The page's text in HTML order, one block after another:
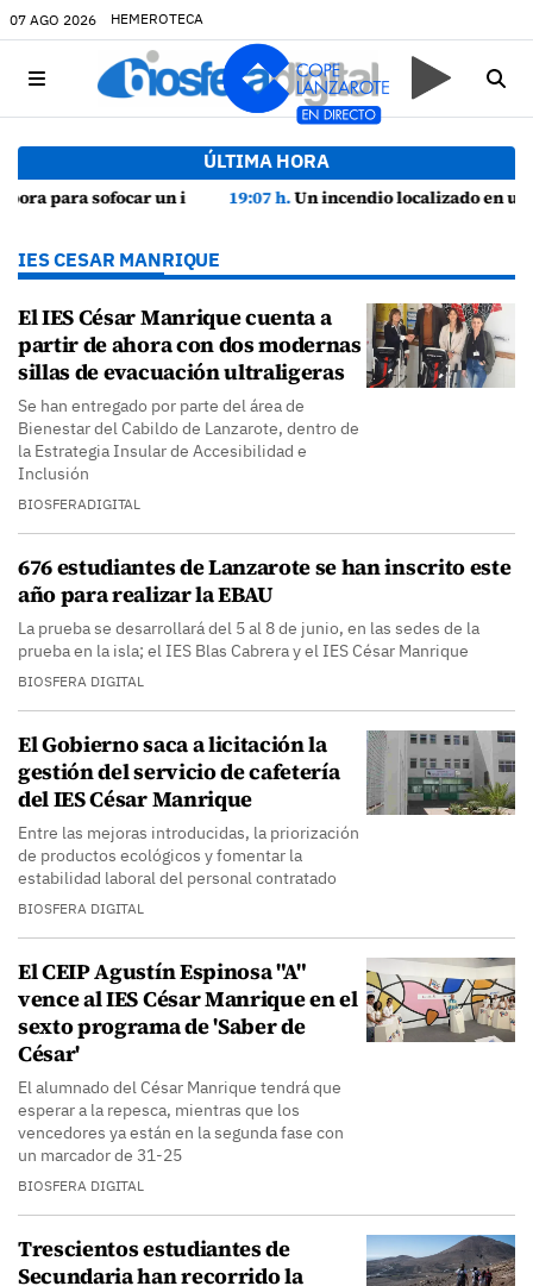
07 AGO 2026 HEMEROTECA
ÚLTIMA HORA
19:07 h.Un incendio localizado en un sofá obliga a intervenir en una vivienda de Playa Honda
IES CESAR MANRIQUE
El IES César Manrique cuenta a
partir de ahora con dos modernas
sillas de evacuación ultraligeras
Se han entregado por parte del área de
Bienestar del Cabildo de Lanzarote, dentro de
la Estrategia Insular de Accesibilidad e
Inclusión
BIOSFERADIGITAL
676 estudiantes de Lanzarote se han inscrito este
año para realizar la EBAU
La prueba se desarrollará del 5 al 8 de junio, en las sedes de la
prueba en la isla; el IES Blas Cabrera y el IES César Manrique
BIOSFERA DIGITAL
El Gobierno saca a licitación la
gestión del servicio de cafetería
del IES César Manrique
Entre las mejoras introducidas, la priorización
de productos ecológicos y fomentar la
estabilidad laboral del personal contratado
BIOSFERA DIGITAL
El CEIP Agustín Espinosa "A"
vence al IES César Manrique en el
sexto programa de 'Saber de
César'
El alumnado del César Manrique tendrá que
esperar a la repesca, mientras que los
vencedores ya están en la segunda fase con
un marcador de 31-25
BIOSFERA DIGITAL
Trescientos estudiantes de
Secundaria han recorrido la